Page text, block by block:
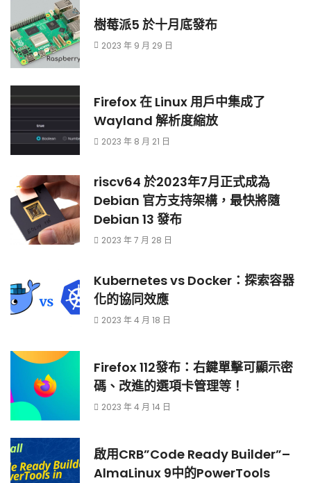
樹莓派5 於十月底發布
2023 年 9 月 29 日
Firefox 在 Linux 用戶中集成了
Wayland 解析度縮放
2023 年 8 月 21 日
riscv64 於2023年7月正式成為
Debian 官方支持架構，最快將隨
Debian 13 發布
2023 年 7 月 28 日
Kubernetes vs Docker：探索容器
化的協同效應
2023 年 4 月 18 日
Firefox 112發布：右鍵單擊可顯示密
碼、改進的選項卡管理等！
2023 年 4 月 14 日
啟用CRB”Code Ready Builder”–
AlmaLinux 9中的PowerTools